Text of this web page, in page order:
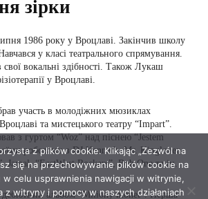
z plików cookie. Klikając „Zezwól na
się na przechowywanie plików cookie na
w celu usprawnienia nawigacji w witrynie,
z witryny i pomocy w naszych działaniach